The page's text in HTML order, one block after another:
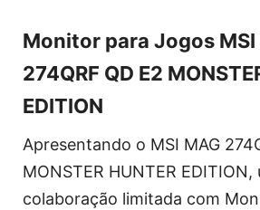
Monitor para Jogos MSI
274QRF QD E2
EDITION
Apresentando o MSI MAG
MONSTER HUNTER EDITION,
colaboração limitada com